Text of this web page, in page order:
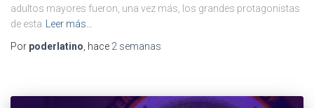
adultos mayores fueron, una vez más, los grandes protagonistas
de esta Leer más…
Por poderlatino, hace 2 semanas